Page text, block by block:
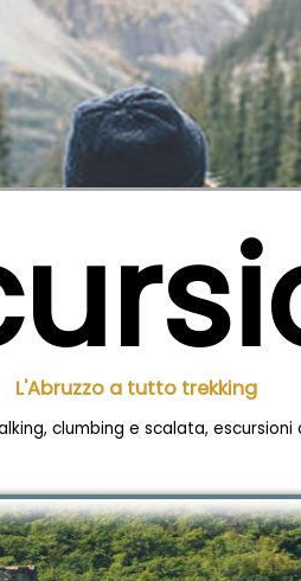
L'Abruzzo a tutto trekking
clumbing e scalata,